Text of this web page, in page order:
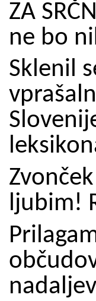
ZA
ne bo
Sklenil
ljubim!